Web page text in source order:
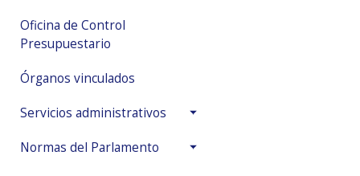
Oficina de Control
Presupuestario
Órganos vinculados
Servicios administrativos
Normas del Parlamento